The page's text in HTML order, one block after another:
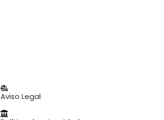
Aviso Legal